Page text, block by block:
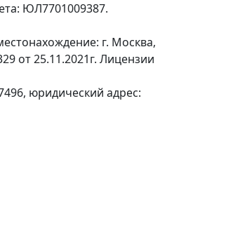
ЮЛ7701009387.
г. Москва,
от 25.11.2021г. Лицензии
юридический адрес: